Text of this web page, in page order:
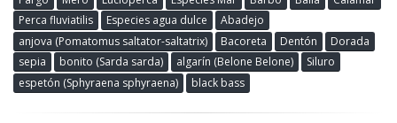
Perca fluviatilis
Especies agua dulce
Abadejo
anjova (Pomatomus saltator-saltatrix)
Bacoreta Dentón
Dorada
sepia
bonito (Sarda sarda) algarín (Belone Belone)
Siluro
espetón (Sphyraena sphyraena)
black bass